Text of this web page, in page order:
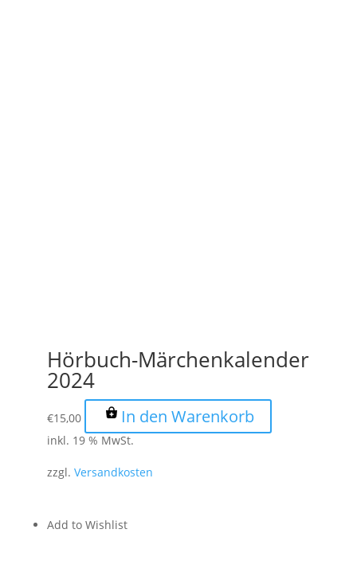
Hörbuch-Märchenkalender
2024
€15,00 In den Warenkorb
inkl. 19 % MwSt.
zzgl. Versandkosten
Add to Wishlist